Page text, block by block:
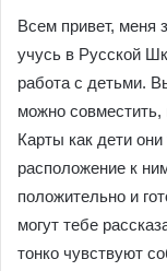
Всем привет, меня
учусь в Русской
работа с детьми.
можно совместить,
Карты как дети
расположение к
положительно и
могут тебе
тонко чувствуют